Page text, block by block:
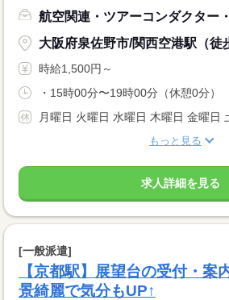
航空関連・ツアーコンダクター
大阪府泉佐野市/関西空港駅（徒
時給1,500円～
・15時00分〜19時00分（休憩0分）
月曜日 火曜日 水曜日 木曜日 金曜日
もっと見る
求人詳細を見る
[一般派遣]
【京都駅】展望台の受付・
景綺麗で気分もUP↑